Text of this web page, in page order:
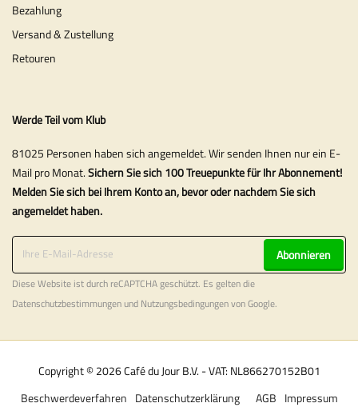
Bezahlung
Versand & Zustellung
Retouren
Werde Teil vom Klub
81025 Personen haben sich angemeldet. Wir senden Ihnen nur ein E-
Mail pro Monat.Sichern Sie sich 100 Treuepunkte für Ihr Abonnement!
Melden Sie sich bei Ihrem Konto an, bevor oder nachdem Sie sich
angemeldet haben.
Abonnieren
Diese Website ist durch reCAPTCHA geschützt. Es gelten die
Datenschutzbestimmungen und Nutzungsbedingungenvon Google.
Copyright © 2026 Café du Jour B.V. - VAT: NL866270152B01
Impressum
AGB
Datenschutzerklärung
Beschwerdeverfahren